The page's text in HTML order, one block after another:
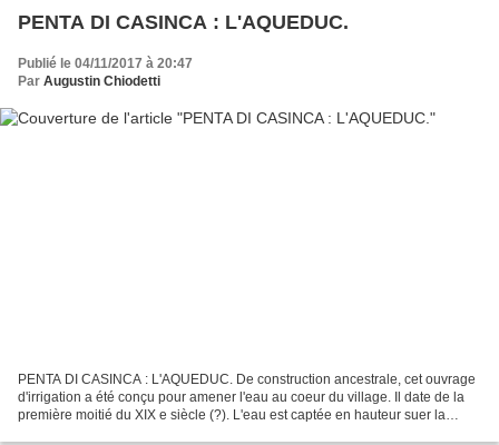
PENTA DI CASINCA : L'AQUEDUC.
Publié le 04/11/2017 à 20:47
Par Augustin Chiodetti
PENTA DI CASINCA : L'AQUEDUC. De construction ancestrale, cet ouvrage
d'irrigation a été conçu pour amener l'eau au coeur du village. Il date de la
première moitié du XIX e siècle (?). L'eau est captée en hauteur suer la